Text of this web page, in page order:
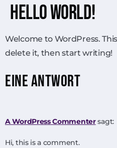
Hello World!
Welcome to WordPress.
delete it, then start writing!
Eine Antwort
A WordPress Commenter sagt:
Hi, this is a comment.